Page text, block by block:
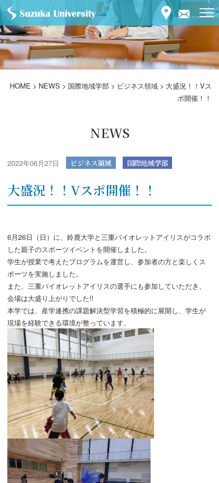
HOME > NEWS > 国際地域学部 > ビジネス領域 > 大盛況！！Vス
ポ開催！！
NEWS
2022年06月27日 ビジネス領域 国際地域学部
大盛況！！Vスポ開催！！
6月26日（日）に、鈴鹿大学と三重バイオレットアイリスがコラボ
した親子のスポーツイベントを開催しました。
学生が授業で考えたプログラムを運営し、参加者の方と楽しくス
ポーツを実施しました。
また、三重バイオレットアイリスの選手にも参加していただき、
会場は大盛り上がりでした!!
本学では、産学連携の課題解決型学習を積極的に展開し、学生が
現場を経験できる環境が整っています。